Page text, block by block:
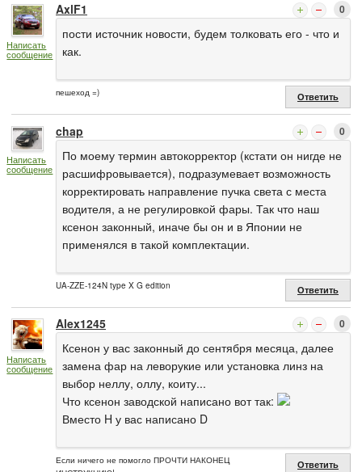
Написать
сообщение
AxlF1 0
пости источник новости, будем толковать его - что и
как.
пешеход =) Ответить
Написать
сообщение
chap 0
По моему термин автокорректор (кстати он нигде не
расшифровывается), подразумевает возможность
корректировать направление пучка света с места
водителя, а не регулировкой фары. Так что наш
ксенон законный, иначе бы он и в Японии не
применялся в такой комплектации.
UA-ZZE-124N type X G edition Ответить
Написать
сообщение
Alex1245 0
Ксенон у вас законный до сентября месяца, далее
замена фар на леворукие или установка линз на
выбор неллу, оллу, коиту...
Что ксенон заводской написано вот так:
Вместо H у вас написано D
Если ничего не помогло ПРОЧТИ НАКОНЕЦ
Ответить